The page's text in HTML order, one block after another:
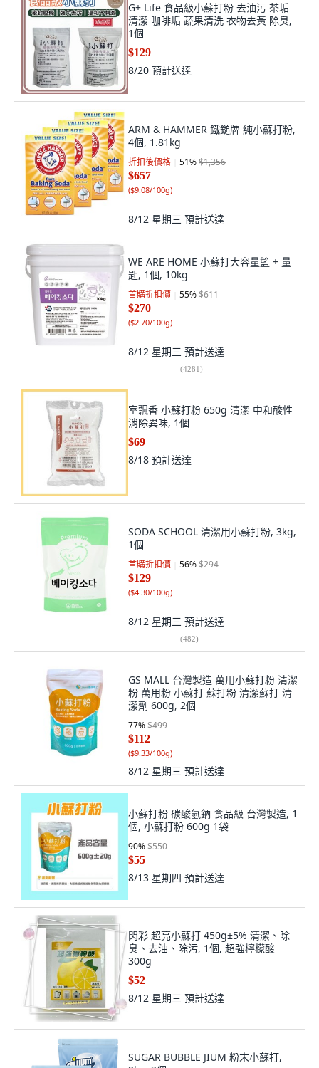
G+ Life 食品級小蘇打粉 去油污 茶垢
清潔 咖啡垢 蔬果清洗 衣物去黃 除臭,
1個
$129
8/20 預計送達
ARM & HAMMER 鐵鎚牌 純小蘇打粉,
4個, 1.81kg
折扣後價格 51%$1,356
$657
($9.08/100g)
8/12 星期三 預計送達
WE ARE HOME 小蘇打大容量籃 + 量
匙, 1個, 10kg
首購折扣價 55%$611
$270
($2.70/100g)
8/12 星期三 預計送達
(4281)
室飄香 小蘇打粉 650g 清潔 中和酸性
消除異味, 1個
$69
8/18 預計送達
SODA SCHOOL 清潔用小蘇打粉, 3kg,
1個
首購折扣價 56%$294
$129
($4.30/100g)
8/12 星期三 預計送達
(482)
GS MALL 台灣製造 萬用小蘇打粉 清潔
粉 萬用粉 小蘇打 蘇打粉 清潔蘇打 清
潔劑 600g, 2個
77%$499
$112
($9.33/100g)
8/12 星期三 預計送達
小蘇打粉 碳酸氫鈉 食品級 台灣製造, 1
個, 小蘇打粉 600g 1袋
90%$550
$55
8/13 星期四 預計送達
閃彩 超亮小蘇打 450g±5% 清潔、除
臭、去油、除污, 1個, 超強檸檬酸
300g
$52
8/12 星期三 預計送達
SUGAR BUBBLE JIUM 粉末小蘇打,